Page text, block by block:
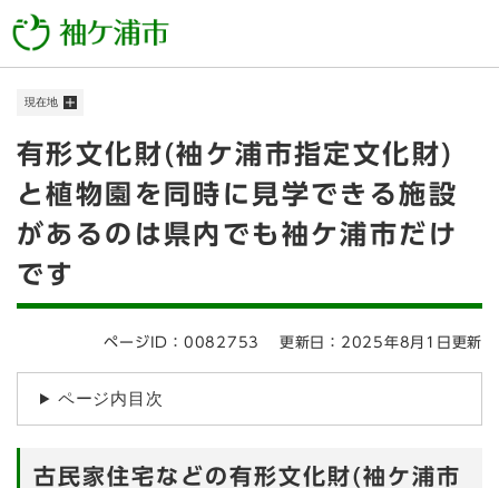
ー
メニューを飛ばして本文へ
現在地
本
有形文化財(袖ケ浦市指定文化財)
と植物園を同時に見学できる施設
があるのは県内でも袖ケ浦市だけ
です
ページID：0082753 更新日：2025年8月1日更新
ページ内目次
古民家住宅などの有形文化財(袖ケ浦市